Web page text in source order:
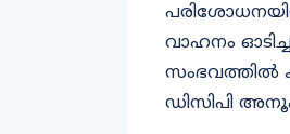
വാഹനം
സംഭവത്തില്‍
ഡിസിപി